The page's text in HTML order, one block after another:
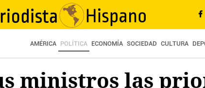
AMÉRICA POLÍTICA ECONOMÍA SOCIEDAD CULTURA
ministros las